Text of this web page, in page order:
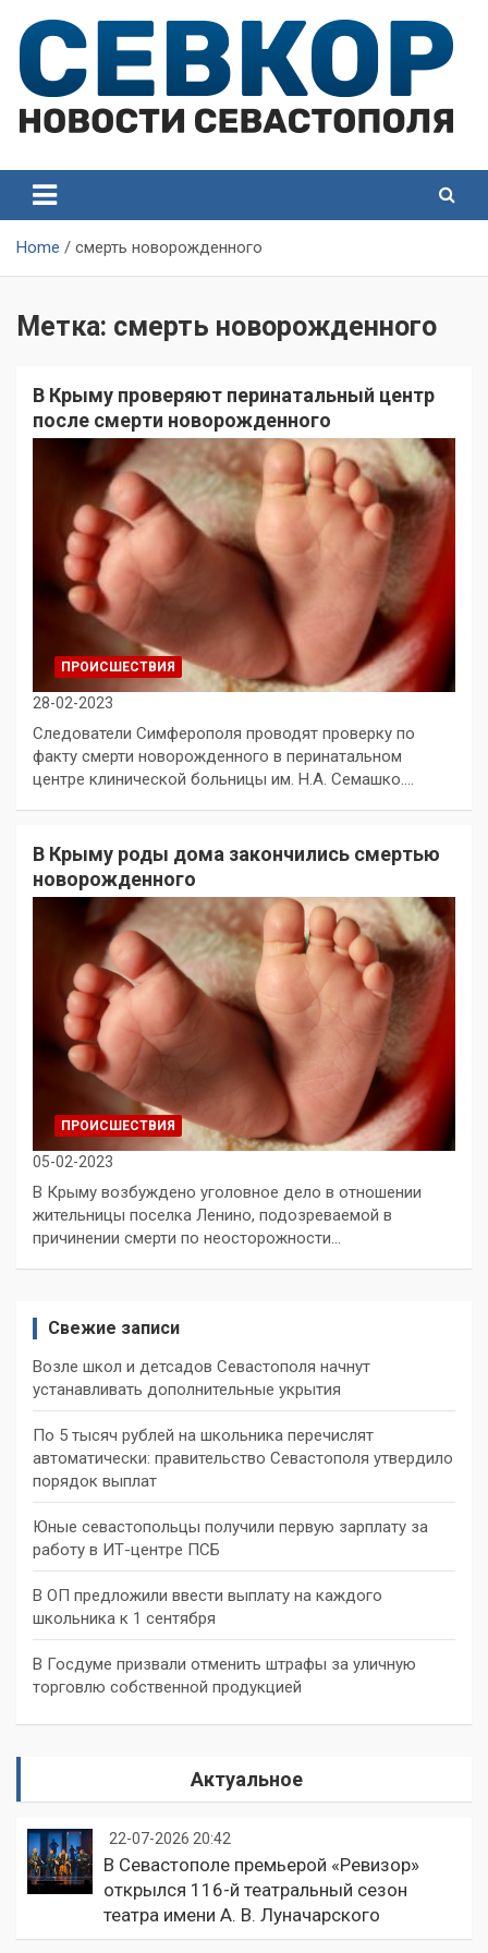
content
Севастополя
Севастополя
Home смерть новорожденного
Метка: смерть новорожденного
В Крыму проверяют перинатальный центр
после смерти новорожденного
ПРОИСШЕСТВИЯ
28-02-2023
Следователи Симферополя проводят проверку по
факту смерти новорожденного в перинатальном
центре клинической больницы им. Н.А. Семашко.…
В Крыму роды дома закончились смертью
новорожденного
ПРОИСШЕСТВИЯ
05-02-2023
В Крыму возбуждено уголовное дело в отношении
жительницы поселка Ленино, подозреваемой в
причинении смерти по неосторожности…
Свежие записи
Возле школ и детсадов Севастополя начнут
устанавливать дополнительные укрытия
По 5 тысяч рублей на школьника перечислят
автоматически: правительство Севастополя утвердило
порядок выплат
Юные севастопольцы получили первую зарплату за
работу в ИТ-центре ПСБ
В ОП предложили ввести выплату на каждого
школьника к 1 сентября
В Госдуме призвали отменить штрафы за уличную
торговлю собственной продукцией
Актуальное
22-07-2026 20:42
В Севастополе премьерой «Ревизор»
открылся 116-й театральный сезон
театра имени А. В. Луначарского